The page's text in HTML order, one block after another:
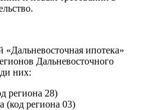
ипотека»
Дальневосточного
них:
региона 28)
(код региона 03)